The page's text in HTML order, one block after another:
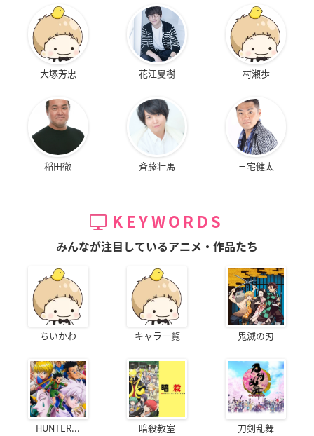
大塚芳忠 花江夏樹 村瀬歩
稲田徹 斉藤壮馬 三宅健太
KEYWORDS
みんなが注目しているアニメ・作品たち
ちいかわ キャラ一覧 鬼滅の刃
HUNTER... 暗殺教室 刀剣乱舞